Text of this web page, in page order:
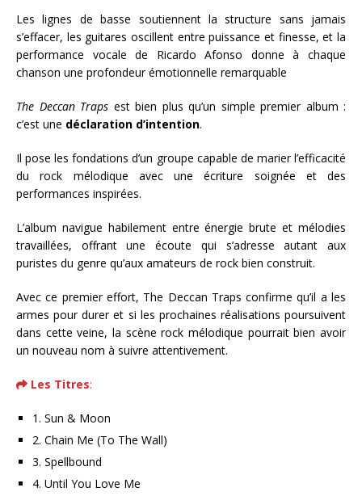
Les lignes de basse soutiennent la structure sans jamais
s’effacer, les guitares oscillent entre puissance et finesse, et la
performance vocale de Ricardo Afonso donne à chaque
chanson une profondeur émotionnelle remarquable
The Deccan Traps est bien plus qu’un simple premier album :
c’est une déclaration d’intention.
Il pose les fondations d’un groupe capable de marier l’efficacité
du rock mélodique avec une écriture soignée et des
performances inspirées.
L’album navigue habilement entre énergie brute et mélodies
travaillées, offrant une écoute qui s’adresse autant aux
puristes du genre qu’aux amateurs de rock bien construit.
Avec ce premier effort, The Deccan Traps confirme qu’il a les
armes pour durer et si les prochaines réalisations poursuivent
dans cette veine, la scène rock mélodique pourrait bien avoir
un nouveau nom à suivre attentivement.
Les Titres:
1. Sun & Moon
2. Chain Me (To The Wall)
3. Spellbound
4. Until You Love Me